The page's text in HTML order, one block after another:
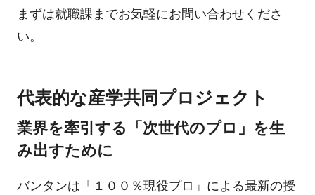
まずは就職課までお気軽にお問い合わせくださ
い。
代表的な産学共同プロジェクト
業界を牽引する「次世代のプロ」を生
み出すために
バンタンは「１００％現役プロ」による最新の授